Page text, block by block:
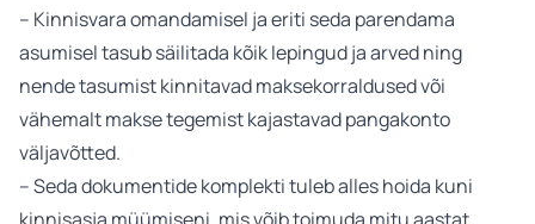
– Kinnisvara omandamisel ja eriti seda parendama
asumisel tasub säilitada kõik lepingud ja arved ning
nende tasumist kinnitavad maksekorraldused või
vähemalt makse tegemist kajastavad pangakonto
väljavõtted.
– Seda dokumentide komplekti tuleb alles hoida kuni